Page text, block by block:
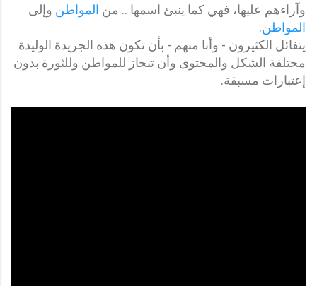
وآراءهم عليها، فهي كما ينبئ اسمها .. من المواطن وإلى
المواطن.
يتفائل الكثيرون - وأنا منهم - بأن تكون هذه الجريدة الوليدة
مختلفة الشكل والمحتوى وأن تنحاز للمواطن وللثورة بدون
إعتبارات مسبقة.